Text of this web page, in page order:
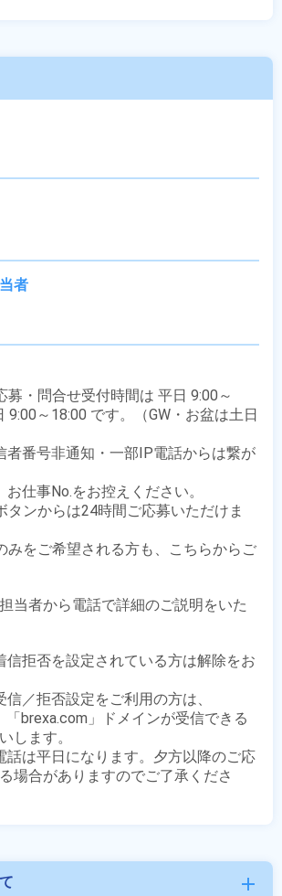
者
募・問合せ受付時間は 平日 9:00～
9:00～18:00 です。（GW・お盆は土日
者番号非通知・一部IP電話からは繋が
仕事No.をお控えください。
タンからは24時間ご応募いただけま
みをご希望される方も、こちらからご
当者から電話で詳細のご説明をいた
信拒否を設定されている方は解除をお
／拒否設定をご利用の方は、
「brexa.com」ドメインが受信できる
します。
話は平日になります。夕方以降のご応
場合がありますのでご了承くださ
add